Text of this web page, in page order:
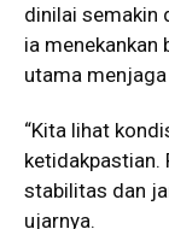
dinilai semakin
ia menekankan
utama
“Kita lihat
ketidakpastian.
stabilitas dan
ujarnya.